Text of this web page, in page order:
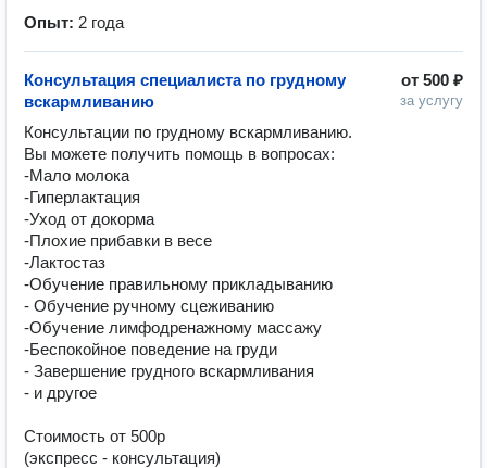
Опыт: 2 года
от 500 ₽
за услугу
Консультация специалиста по грудному
вскармливанию
Консультации по грудному вскармливанию.
Вы можете получить помощь в вопросах:
-Мало молока
-Гиперлактация
-Уход от докорма
-Плохие прибавки в весе
-Лактостаз
-Обучение правильному прикладыванию
- Обучение ручному сцеживанию
-Обучение лимфодренажному массажу
-Беспокойное поведение на груди
- Завершение грудного вскармливания
- и другое
Стоимость от 500р
(экспресс - консультация)